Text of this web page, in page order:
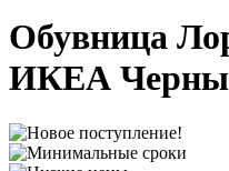
Обувница
ИКЕА